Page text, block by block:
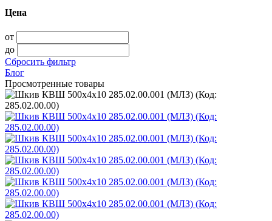
Цена
от
до
Сбросить фильтр
Блог
Просмотренные товары